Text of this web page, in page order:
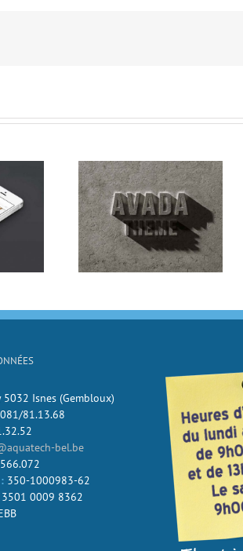
Euismod Curabitur Malada Lorem
5032 Isnes (Gembloux)
081/81.13.68
bel.be
350-1000983-62
3501 0009 8362